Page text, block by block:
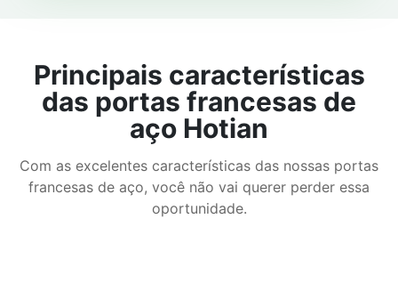
Principais características
das portas francesas de
aço Hotian
Com as excelentes características das nossas portas
francesas de aço, você não vai querer perder essa
oportunidade.